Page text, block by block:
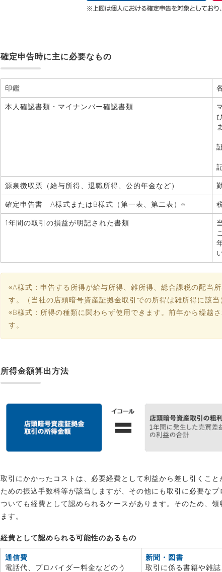
確定申告時に主に必要なもの
印鑑
本人確認書類・マイナンバー確認書類
源泉徴収票（給与所得、退職所得、公的年金など）
確定申告書 A様式またはB様式（第一表、第二表）※
1年間の取引の損益が明記された書類
※A様式：申告する所得が給与所得、雑所得、総合課税の配当
す。（当社の店頭暗号資産証拠金取引での所得は雑所得に該当
※B様式：所得の種類に関わらず使用できます。前年から繰越
す。
所得金額算出方法
取引にかかったコストは、必要経費として利益から差し引くこ
ための振込手数料等が該当しますが、その他にも取引に必要な
ついても経費として認められるケースがあります。そのため、
ます。
経費として認められる可能性のあるもの
通信費
電話代、プロバイダー料金などのう
新聞・図書
取引に係る書籍や雑